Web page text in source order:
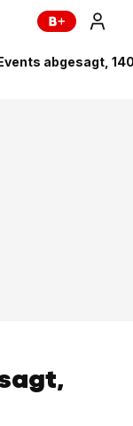
abgesagt,